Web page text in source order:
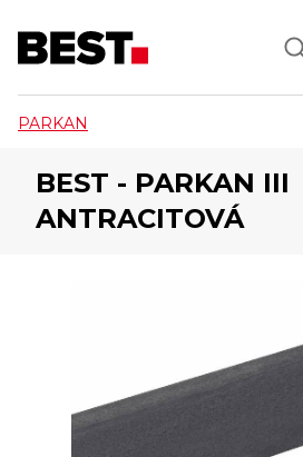
PARKAN
BEST - PARKAN III
ANTRACITOVÁ